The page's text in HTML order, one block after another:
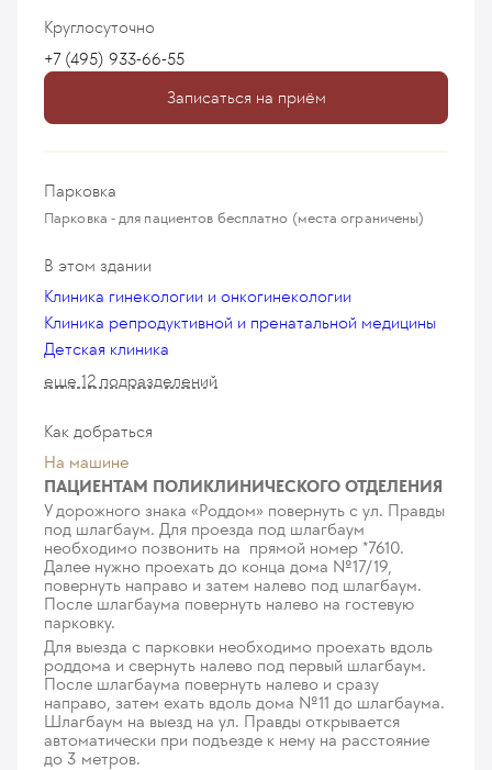
96у. е.9 120 ₽
Хранение криоконсервированных эмбрионов/
ооцитов (6 мес)
175у. е.16 625₽
1 183у. е.112 385
ооцитов (12 мес)
321у. е.30 495 ₽
Вспомогательный хэтчинг
145
по Крюгеру
141
МАР-тест
43у. е.4 085₽
Поиск единичных сперматозоидов
188у. е.17 860₽
Перенос эмбрионов
516у. е.49 020₽
ИКСИ до 5 ооцитов/ ИМСИ в программе ЭКО
с минимальной стимуляцией
500у. е.47 500₽
Круглосуточно
+7 (495) 933-66-55
Записаться на приём
Парковка
Парковка - для пациентов бесплатно (места ограничены)
В этом здании
Клиника гинекологии и онкогинекологии
Клиника репродуктивной и пренатальной медицины
Детская клиника
еще 12 подразделений
Как добраться
На машине
ПАЦИЕНТАМ ПОЛИКЛИНИЧЕСКОГО ОТДЕЛЕНИЯ
У дорожного знака «Роддом» повернуть с ул. Правды
под шлагбаум. Для проезда под шлагбаум
необходимо позвонить на прямой номер *7610.
Далее нужно проехать до конца дома №17/19,
повернуть направо и затем налево под шлагбаум.
После шлагбаума повернуть налево на гостевую
парковку.
Для выезда с парковки необходимо проехать вдоль
роддома и свернуть налево под первый шлагбаум.
После шлагбаума повернуть налево и сразу
направо, затем ехать вдоль дома №11 до шлагбаума.
Шлагбаум на выезд на ул. Правды открывается
автоматически при подъезде к нему на расстояние
до 3 метров.